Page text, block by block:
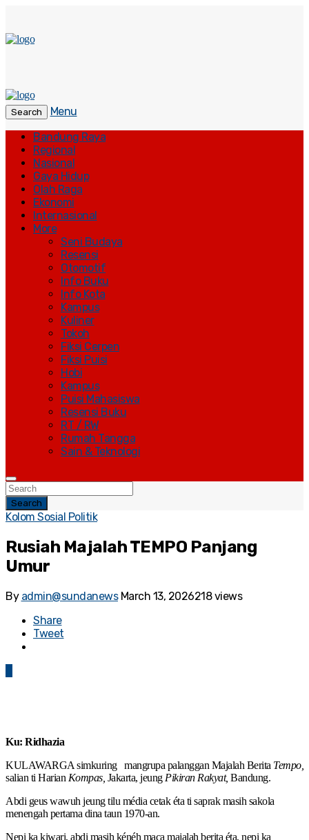
Search
Menu
Bandung Raya
Regional
Nasional
Gaya Hidup
Olah Raga
Ekonomi
Internasional
More
Seni Budaya
Resensi
Otomotif
Info Buku
Info Kota
Kampus
Kuliner
Tokoh
Fiksi Cerpen
Fiksi Puisi
Hobi
Kampus
Puisi Mahasiswa
Resensi Buku
RT / RW
Rumah Tangga
Sain & Teknologi
Search
Kolom Sosial Politik
Rusiah Majalah TEMPO Panjang
Umur
By admin@sundanews March 13, 2026218 views
Share
Tweet
Ku: Ridhazia
KULAWARGA simkuring mangrupa palanggan Majalah Berita Tempo,
salian ti Harian Kompas, Jakarta, jeung Pikiran Rakyat, Bandung.
Abdi geus wawuh jeung tilu média cetak éta ti saprak masih sakola
menengah pertama dina taun 1970-an.
Nepi ka kiwari, abdi masih kénéh maca majalah berita éta, nepi ka